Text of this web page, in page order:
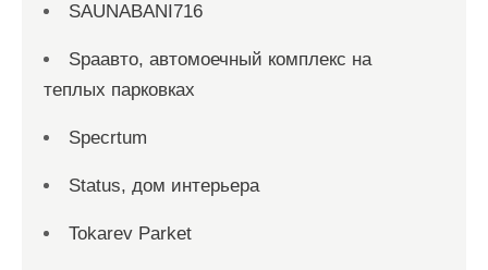
SAUNABANI716
Spaавто, автомоечный комплекс на
теплых парковках
Specrtum
Status, дом интерьера
Tokarev Parket